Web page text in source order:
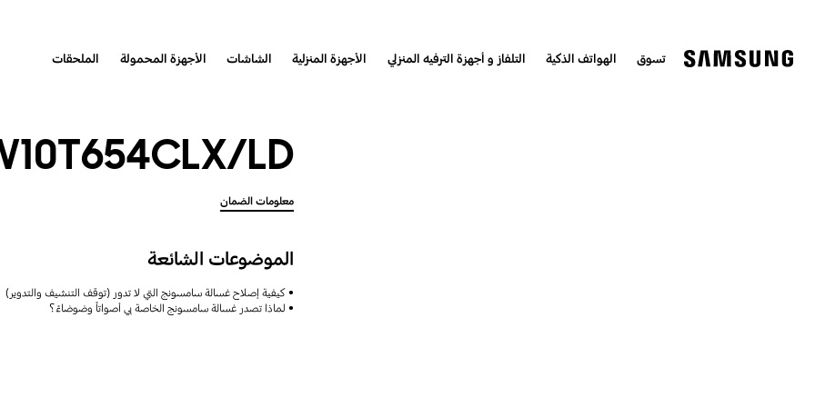
تسوق الهواتف الذكية التلفاز و أجهزة الترفيه المنزلي الأجهزة المنزلية الشاشات الأجهزة المحمولة الملحقات
LD
معلومات الضمان
الموضوعات الشائعة
كيفية إصلاح غسالة سامسونج التي لا تدور (توقف التنشيف والتدوير)
لماذا تصدر غسالة سامسونج الخاصة بي أصواتاً وضوضاءً؟